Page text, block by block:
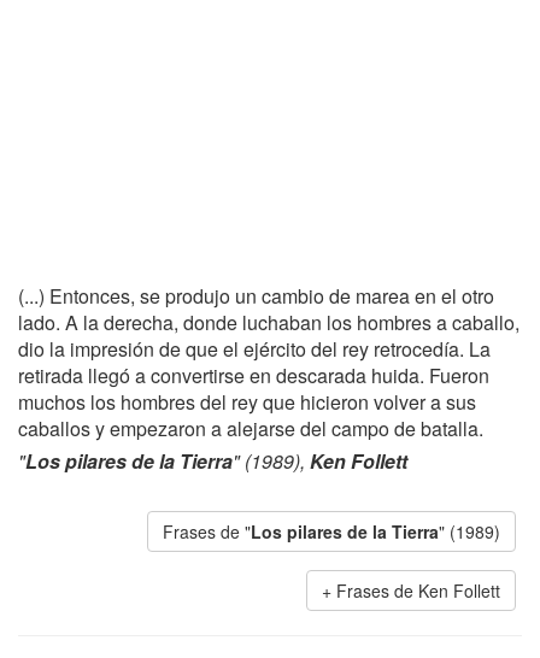
(...) Entonces, se produjo un cambio de marea en el otro
lado. A la derecha, donde luchaban los hombres a caballo,
dio la impresión de que el ejército del rey retrocedía. La
retirada llegó a convertirse en descarada huida. Fueron
muchos los hombres del rey que hicieron volver a sus
caballos y empezaron a alejarse del campo de batalla.
"Los pilares de la Tierra" (1989), Ken Follett
Frases de "Los pilares de la Tierra" (1989)
Frases de Ken Follett